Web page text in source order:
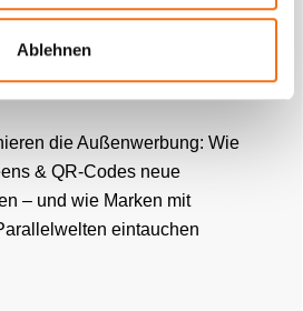
Ablehnen
auf den Kopf
die Außenwerbung: Wie
& QR-Codes neue
– und wie Marken mit
eintauchen